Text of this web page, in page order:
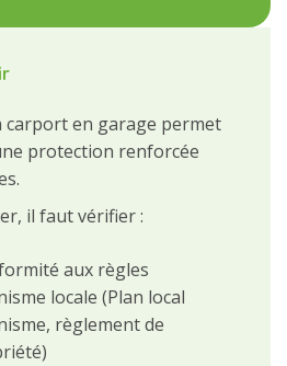
en garage permet
protection renforcée
il faut vérifier :
aux règles
locale (Plan local
règlement de